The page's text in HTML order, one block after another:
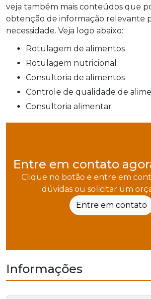
veja também mais conteúdos que
obtenção de informação relevante
necessidade. Veja logo abaixo:
rotulagem de alimentos
rotulagem nutricional
consultoria de alimentos
controle de qualidade de
consultoria alimentar
Entre em contato
Clique no botão e entre em
dúvidas ou solicitar um
Entre em contato
Informações